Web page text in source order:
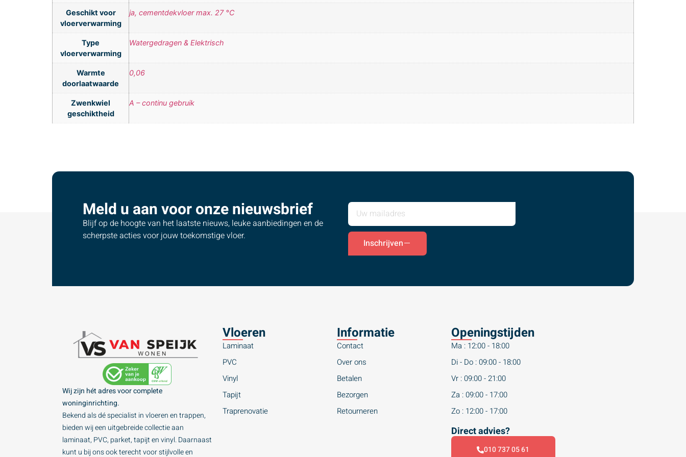
Geschikt voor
vloerverwarming
ja, cementdekvloer max. 27 °C
Type
vloerverwarming
Watergedragen & Elektrisch
Warmte
doorlaatwaarde
0,06
Zwenkwiel
geschiktheid
A – continu gebruik
Meld u aan voor onze nieuwsbrief
Blijf op de hoogte van het laatste nieuws, leuke aanbiedingen en de
scherpste acties voor jouw toekomstige vloer.
Inschrijven
Wij zijn hét adres voor complete
woninginrichting.
Bekend als dé specialist in vloeren en trappen,
bieden wij een uitgebreide collectie aan
laminaat, PVC, parket, tapijt en vinyl. Daarnaast
kunt u bij ons ook terecht voor stijlvolle en
Vloeren
Laminaat
PVC
Vinyl
Tapijt
Traprenovatie
Informatie
Contact
Over ons
Betalen
Bezorgen
Retourneren
Openingstijden
Ma : 12:00 - 18:00
Di - Do : 09:00 - 18:00
Vr : 09:00 - 21:00
Za : 09:00 - 17:00
Zo : 12:00 - 17:00
Direct advies?
010 737 05 61